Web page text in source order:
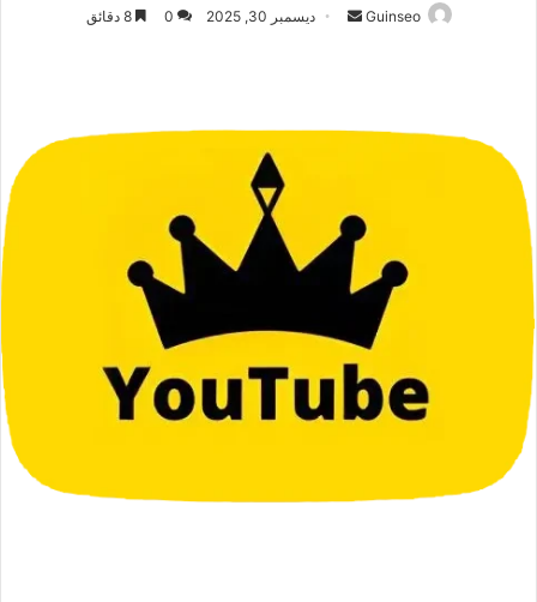
Guinseo
أرسلديسمبر 30, 2025 0 8 دقائق